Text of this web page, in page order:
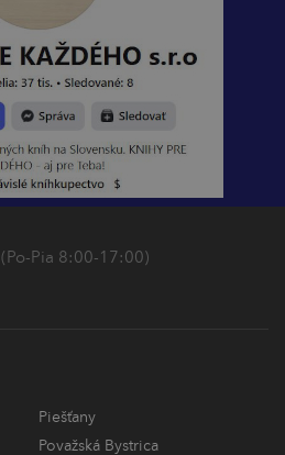
(Po-Pia 8:00-17:00)
Piešťany
Považská Bystrica